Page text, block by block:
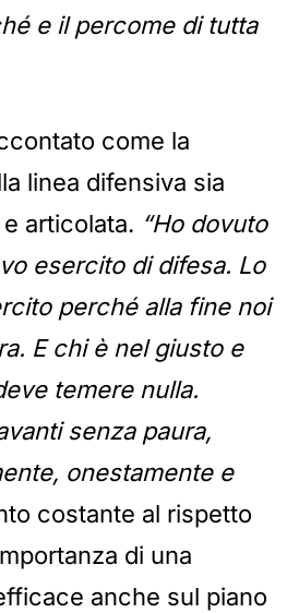
e il percome di tutta
come la
linea difensiva sia
articolata. “Ho dovuto
esercito di difesa. Lo
perché alla fine noi
E chi è nel giusto e
temere nulla.
senza paura,
onestamente e
costante al rispetto
di una
anche sul piano